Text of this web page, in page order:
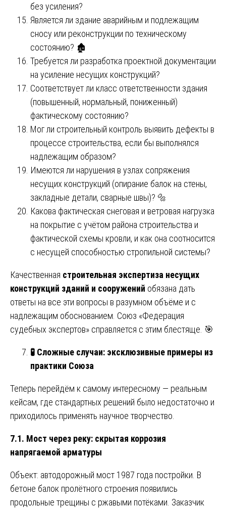
без усиления?
Является ли здание аварийным и подлежащим
сносу или реконструкции по техническому
состоянию? 🏚️
Требуется ли разработка проектной документации
на усиление несущих конструкций?
Соответствует ли класс ответственности здания
(повышенный, нормальный, пониженный)
фактическому состоянию?
Мог ли строительный контроль выявить дефекты в
процессе строительства, если бы выполнялся
надлежащим образом?
Имеются ли нарушения в узлах сопряжения
несущих конструкций (опирание балок на стены,
закладные детали, сварные швы)? 🔩
Какова фактическая снеговая и ветровая нагрузка
на покрытие с учётом района строительства и
фактической схемы кровли, и как она соотносится
с несущей способностью стропильной системы?
Качественная строительная экспертиза несущих
конструкций зданий и сооружений обязана дать
ответы на все эти вопросы в разумном объёме и с
надлежащим обоснованием. Союз «Федерация
судебных экспертов» справляется с этим блестяще. 🎯
🧪 Сложные случаи: эксклюзивные примеры из
практики Союза
Теперь перейдём к самому интересному — реальным
кейсам, где стандартных решений было недостаточно и
приходилось применять научное творчество.
7.1. Мост через реку: скрытая коррозия
напрягаемой арматуры
Объект: автодорожный мост 1987 года постройки. В
бетоне балок пролётного строения появились
продольные трещины с ржавыми потёками. Заказчик